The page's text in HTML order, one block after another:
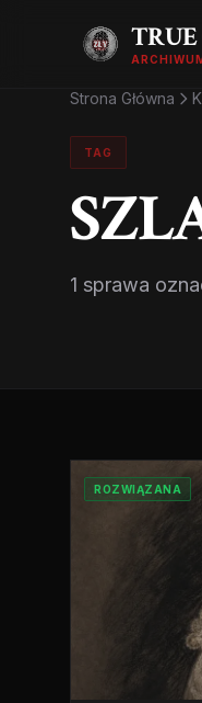
Strona Główna
TAG
1 sprawa
ROZWIĄZANA